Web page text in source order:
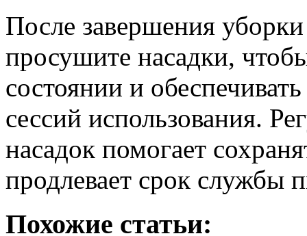
После завершения
просушите насадки,
состоянии и
сессий использования.
насадок помогает
продлевает срок службы
Похожие статьи: